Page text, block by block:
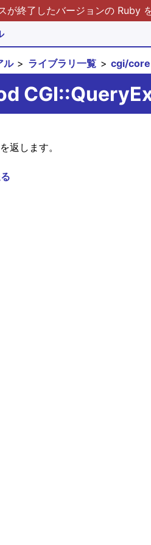
が終了したバージョンの Ruby
ル ライブラリ一覧 cgi/core
返します。